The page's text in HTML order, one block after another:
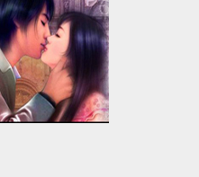
public_html/include/article/
'article_topic' (this
an Error in a future
of PHP) in
keedkean/domains/
on line534
her ฉันเป็นแฟนเธอใน
อนาคต :3